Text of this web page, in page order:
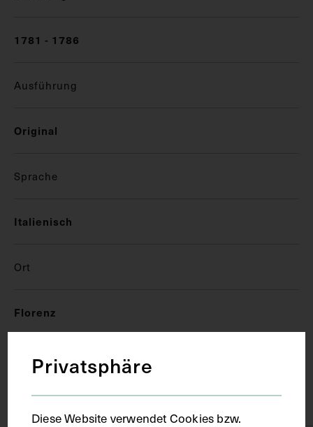
1781 - 1786
Ausführung
Original
Sprache
Italienisch
Ort
Florenz
Material
Privatsphäre
Diese Website verwendet Cookies bzw.